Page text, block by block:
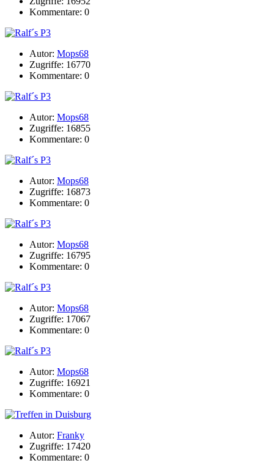
Kommentare: 0
Autor: Mops68
Zugriffe: 16770
Kommentare: 0
Autor: Mops68
Zugriffe: 16855
Kommentare: 0
Autor: Mops68
Zugriffe: 16873
Kommentare: 0
Autor: Mops68
Zugriffe: 16795
Kommentare: 0
Autor: Mops68
Zugriffe: 17067
Kommentare: 0
Autor: Mops68
Zugriffe: 16921
Kommentare: 0
Autor: Franky
Zugriffe: 17420
Kommentare: 0